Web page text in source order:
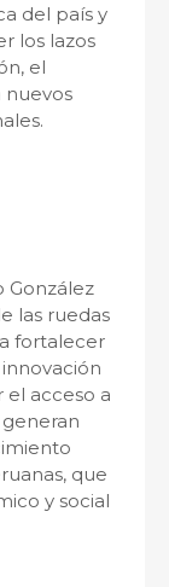
del país y
los lazos
el
nuevos
González
las ruedas
fortalecer
el acceso a
generan
que
y social